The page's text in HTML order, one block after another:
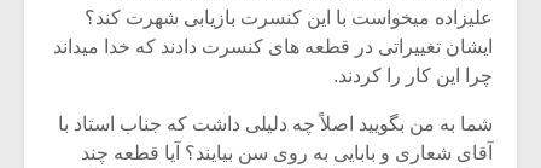
علیزاده می‏خواست با این کنسرت بازیابی شهرت کند؟
ایشان تغییراتی در قطعه‏ های کنسرت دادند که خدا می‏داند
چرا این کار را کردند.
شما به من بگویید اصلاً چه دلیلی داشت که جناب استاد با
آقای شعاری و بابایی به روی سن بیایند؟ آیا قطعه چند